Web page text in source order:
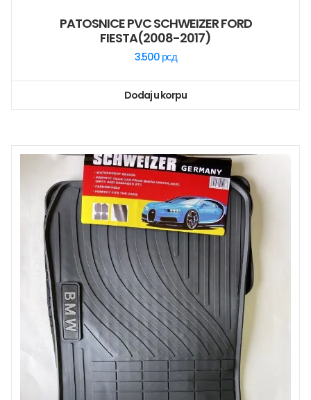
PATOSNICE PVC SCHWEIZER FORD
FIESTA(2008-2017)
3.500 рсд
Dodaj u korpu